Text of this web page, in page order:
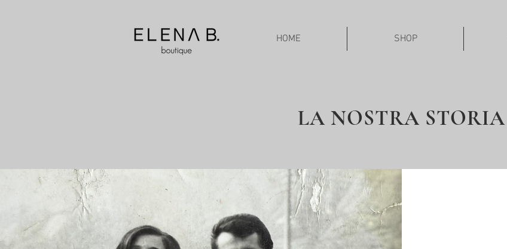
HOME SHOP
LA NOSTRA STORIA